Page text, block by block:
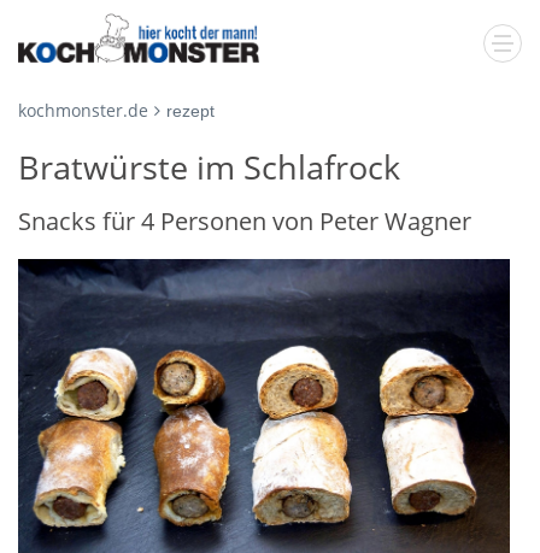
kochmonster.de rezept
Bratwürste im Schlafrock
Snacks für 4 Personen von Peter Wagner